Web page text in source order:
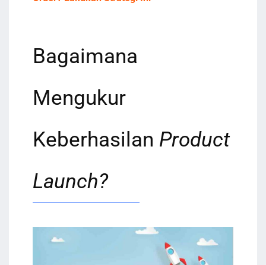
Bagaimana
Mengukur
Keberhasilan Product
Launch?